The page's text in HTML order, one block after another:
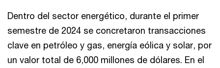
Dentro del sector energético, durante el primer
semestre de 2024 se concretaron transacciones
clave en petróleo y gas, energía eólica y solar, por
un valor total de 6,000 millones de dólares. En el